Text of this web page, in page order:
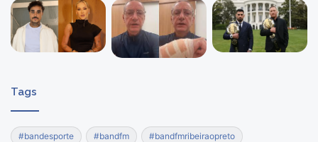
Tags
#bandesporte #bandfm #bandfmribeiraopreto